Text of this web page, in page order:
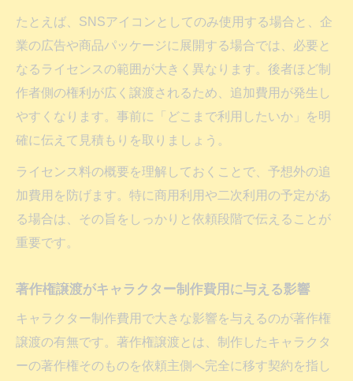
たとえば、SNSアイコンとしてのみ使用する場合と、企
業の広告や商品パッケージに展開する場合では、必要と
なるライセンスの範囲が大きく異なります。後者ほど制
作者側の権利が広く譲渡されるため、追加費用が発生し
やすくなります。事前に「どこまで利用したいか」を明
確に伝えて見積もりを取りましょう。
ライセンス料の概要を理解しておくことで、予想外の追
加費用を防げます。特に商用利用や二次利用の予定があ
る場合は、その旨をしっかりと依頼段階で伝えることが
重要です。
著作権譲渡がキャラクター制作費用に与える影響
キャラクター制作費用で大きな影響を与えるのが著作権
譲渡の有無です。著作権譲渡とは、制作したキャラクタ
ーの著作権そのものを依頼主側へ完全に移す契約を指し